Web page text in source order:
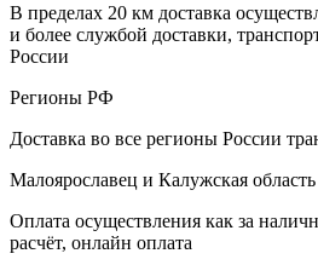
В пределах 20 км доставка
и более службой доставки,
России
Регионы РФ
Доставка во все регионы России
Малоярославец и Калужская область
Оплата осуществления как за
расчёт, онлайн оплата